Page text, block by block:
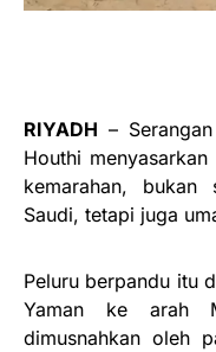
RIYADH –
Houthi
kemarahan,
Saudi, tetapi juga
Peluru berpandu itu
Yaman ke arah
dimusnahkan oleh